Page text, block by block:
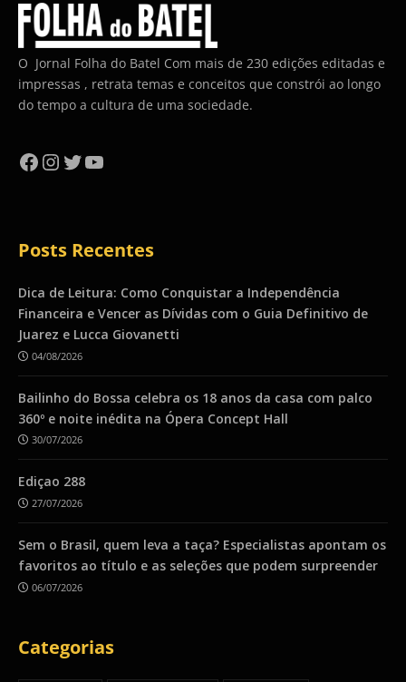
O Jornal Folha do Batel Com mais de 230 edições editadas e
impressas , retrata temas e conceitos que constrói ao longo
do tempo a cultura de uma sociedade.
Facebook
Instagram
Twitter
YouTube
Posts Recentes
Dica de Leitura: Como Conquistar a Independência
Financeira e Vencer as Dívidas com o Guia Definitivo de
Juarez e Lucca Giovanetti
04/08/2026
Bailinho do Bossa celebra os 18 anos da casa com palco
360º e noite inédita na Ópera Concept Hall
30/07/2026
Ediçao 288
27/07/2026
Sem o Brasil, quem leva a taça? Especialistas apontam os
favoritos ao título e as seleções que podem surpreender
06/07/2026
Categorias